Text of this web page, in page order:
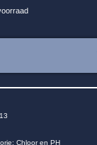
13
Chloor en PH